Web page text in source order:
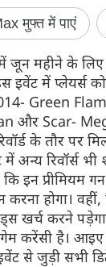
जून महीने के
इवेंट में प्लेयर्स
Green
और Scar-
के तौर पर
में अन्य रिवॉर्स
इन प्रीमियम
होगा।
खर्च करने
करेंसी है।
से जुड़ी सभी